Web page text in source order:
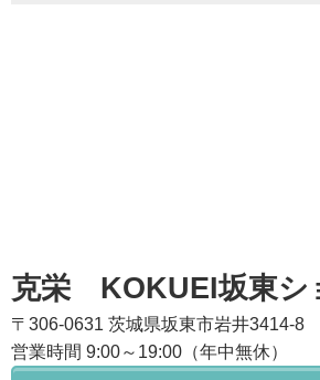
克栄 KOKUEI坂東シ
〒306-0631 茨城県坂東市岩井3414-8
営業時間 9:00～19:00（年中無休）